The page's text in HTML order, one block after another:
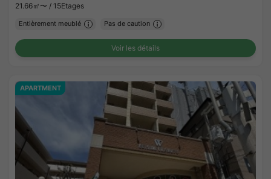
21.66㎡〜 / 15Etages
Entièrement meublé Pas de caution
Voir les détails
APARTMENT